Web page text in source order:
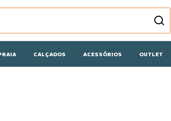
CALÇADOS ACESSÓRIOS OUTLET